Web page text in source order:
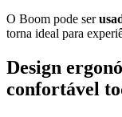
O Boom pode ser
torna ideal para
Design
confortável